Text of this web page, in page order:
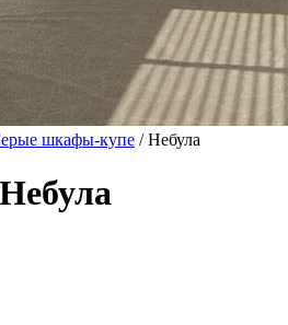
шкафы-купе / Небула